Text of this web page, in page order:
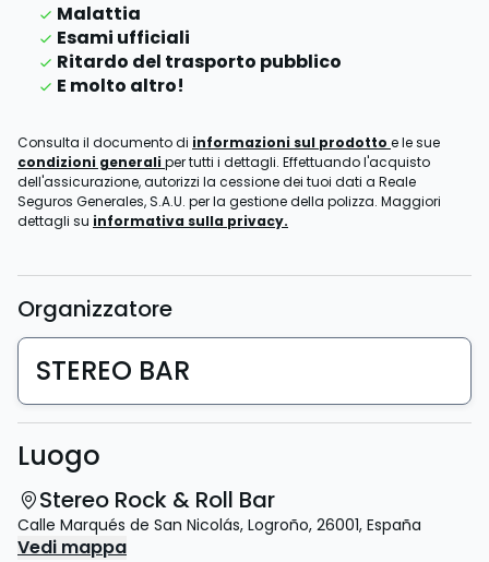
Malattia
Esami ufficiali
Ritardo del trasporto pubblico
E molto altro!
Consulta il documento di informazioni sul prodotto e le sue
condizioni generali per tutti i dettagli. Effettuando l'acquisto
dell'assicurazione, autorizzi la cessione dei tuoi dati a Reale
Seguros Generales, S.A.U. per la gestione della polizza. Maggiori
dettagli su informativa sulla privacy.
Organizzatore
STEREO BAR
Luogo
Stereo Rock & Roll Bar
Calle Marqués de San Nicolás, Logroño, 26001, España
Vedi mappa